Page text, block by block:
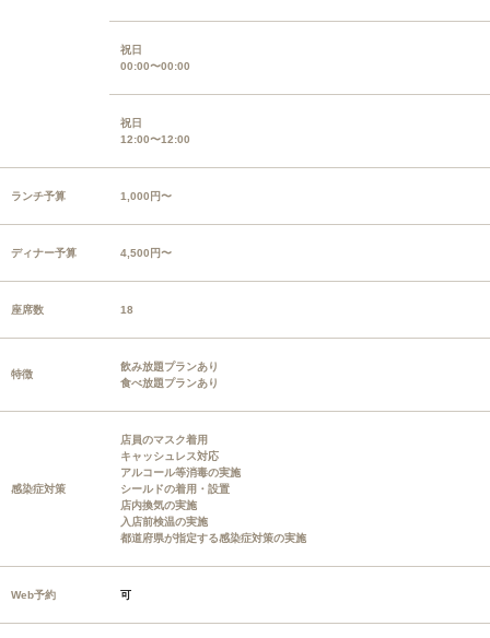
祝日
00:00〜00:00
祝日
12:00〜12:00
ランチ予算 1,000円〜
ディナー予算 4,500円〜
座席数 18
特徴
飲み放題プランあり
食べ放題プランあり
感染症対策
店員のマスク着用
キャッシュレス対応
アルコール等消毒の実施
シールドの着用・設置
店内換気の実施
入店前検温の実施
都道府県が指定する感染症対策の実施
Web予約 可